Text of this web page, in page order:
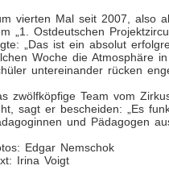
vierten Mal seit 2007, also
„1. Ostdeutschen
„Das ist ein absolut
Woche die Atmosphäre
untereinander rücken
zwölfköpfige Team vom
sagt er bescheiden: „Es
und Pädagogen
Edgar Nemschok
Irina Voigt